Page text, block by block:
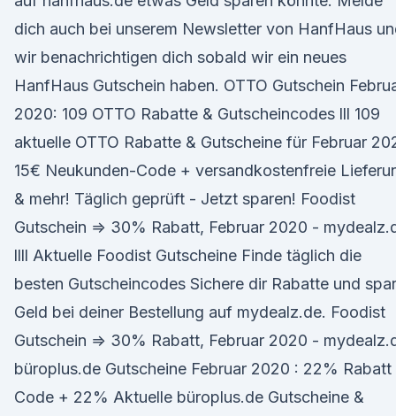
dich auch bei unserem Newsletter von HanfHaus
wir benachrichtigen dich sobald wir ein neues
HanfHaus Gutschein haben. OTTO Gutschein
2020: 109 OTTO Rabatte & Gutscheincodes lll 109
aktuelle OTTO Rabatte & Gutscheine für Februar
15€ Neukunden-Code + versandkostenfreie
& mehr! Täglich geprüft - Jetzt sparen! Foodist
Gutschein ⇒ 30% Rabatt, Februar 2020 -
llll Aktuelle Foodist Gutscheine Finde täglich die
besten Gutscheincodes Sichere dir Rabatte und
Geld bei deiner Bestellung auf mydealz.de. Foodist
Gutschein ⇒ 30% Rabatt, Februar 2020 -
büroplus.de Gutscheine Februar 2020 : 22% Rabatt
Code + 22% Aktuelle büroplus.de Gutscheine &